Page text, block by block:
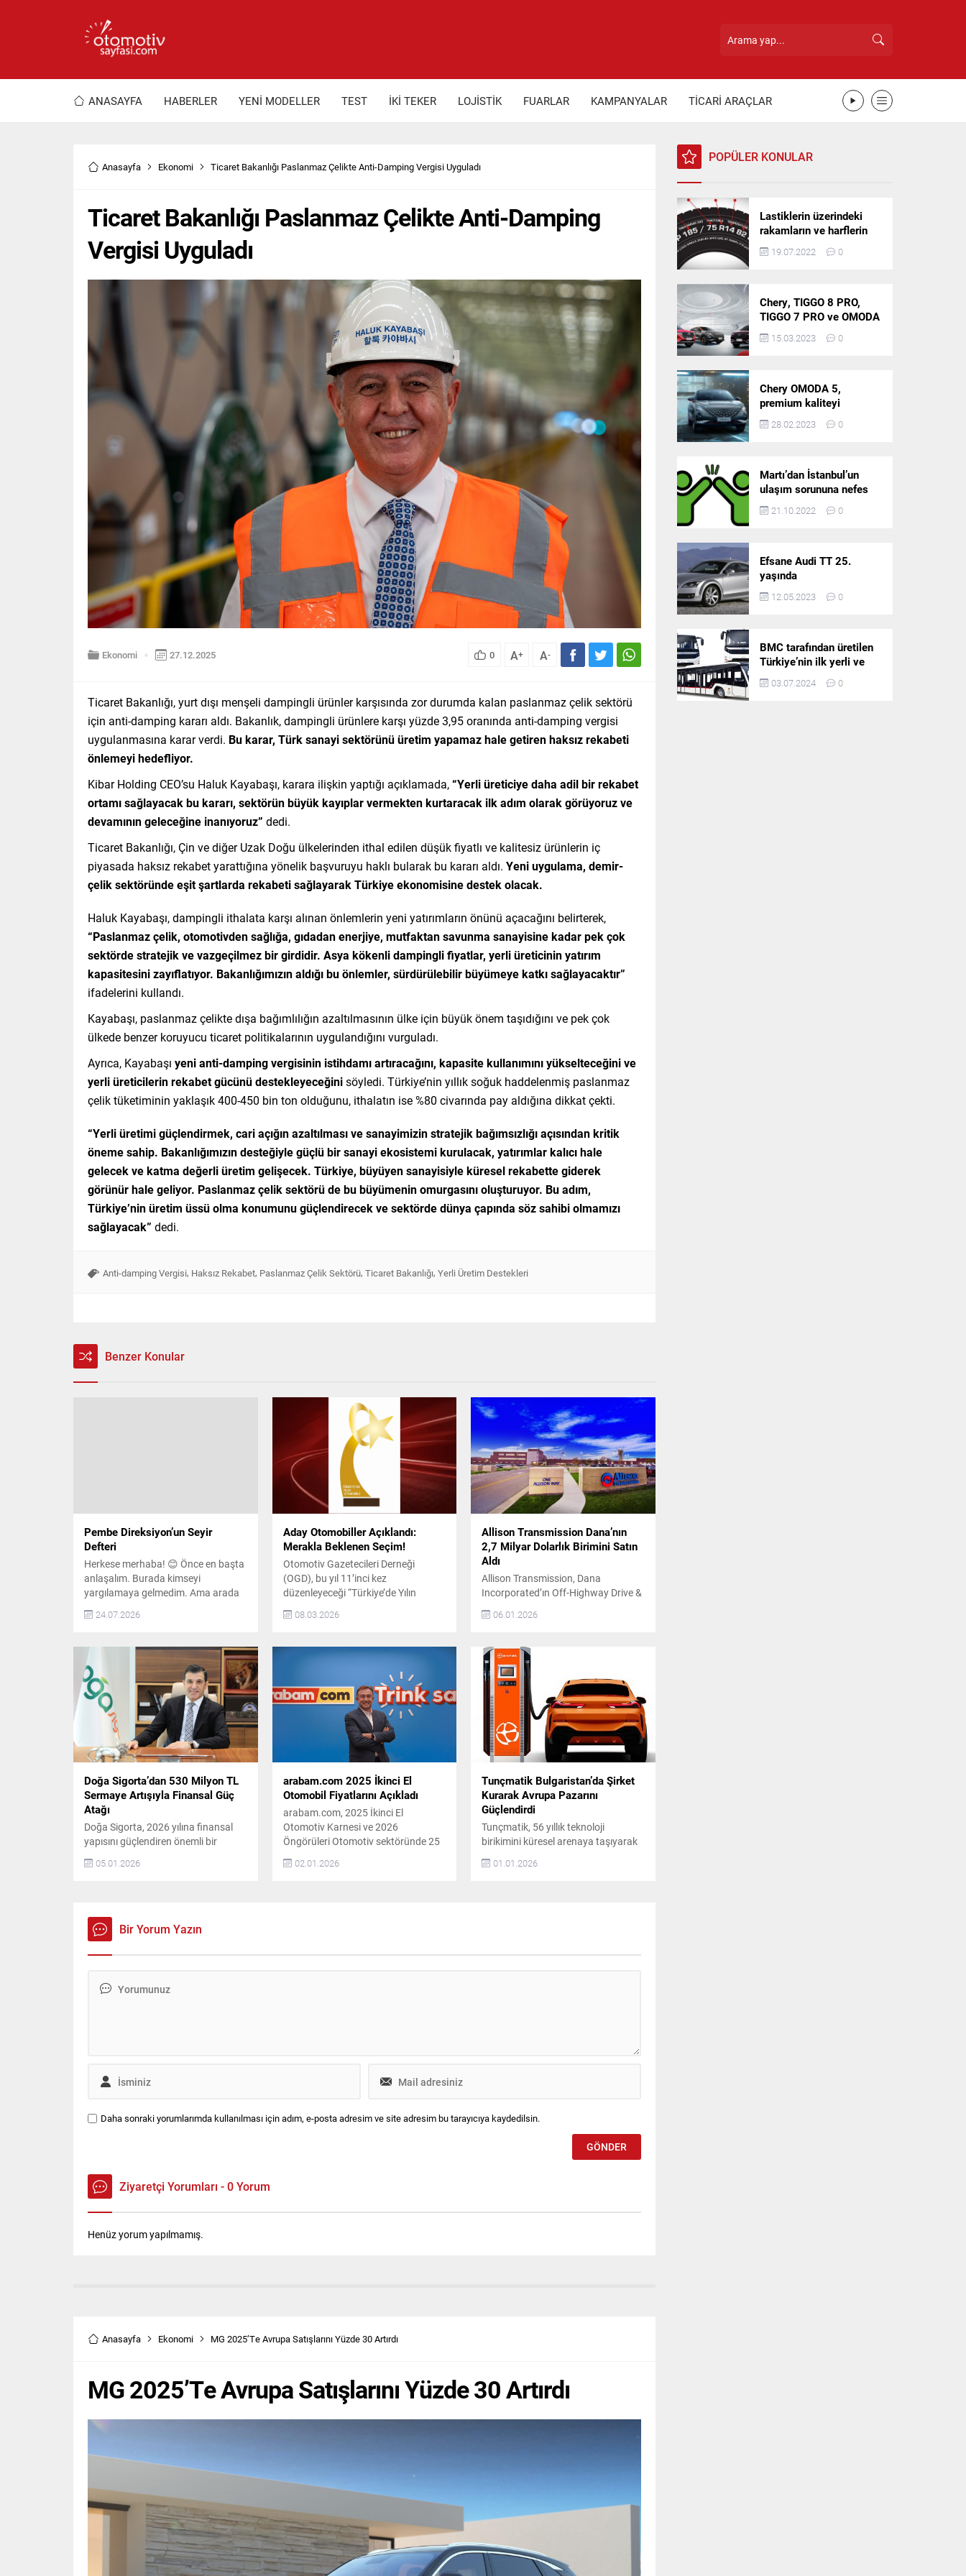
ANASAYFA HABERLER YENİ MODELLER TEST İKİ TEKER LOJİSTİK FUARLAR KAMPANYALAR TİCARİ ARAÇLAR
Anasayfa Ekonomi Ticaret Bakanlığı Paslanmaz Çelikte Anti-Damping Vergisi Uyguladı
Ticaret Bakanlığı Paslanmaz Çelikte Anti-Damping
Vergisi Uyguladı
Ekonomi 27.12.2025 0 A+ A-
Ticaret Bakanlığı, yurt dışı menşeli dampingli ürünler karşısında zor durumda kalan paslanmaz çelik sektörü
için anti-damping kararı aldı. Bakanlık, dampingli ürünlere karşı yüzde 3,95 oranında anti-damping vergisi
uygulanmasına karar verdi. Bu karar, Türk sanayi sektörünü üretim yapamaz hale getiren haksız rekabeti
önlemeyi hedefliyor.
Kibar Holding CEO’su Haluk Kayabaşı, karara ilişkin yaptığı açıklamada,“Yerli üreticiye daha adil bir rekabet
ortamı sağlayacak bu kararı, sektörün büyük kayıplar vermekten kurtaracak ilk adım olarak görüyoruz ve
devamının geleceğine inanıyoruz” dedi.
Ticaret Bakanlığı, Çin ve diğer Uzak Doğu ülkelerinden ithal edilen düşük fiyatlı ve kalitesiz ürünlerin iç
piyasada haksız rekabet yarattığına yönelik başvuruyu haklı bularak bu kararı aldı. Yeni uygulama, demir-
çelik sektöründe eşit şartlarda rekabeti sağlayarak Türkiye ekonomisine destek olacak.
Haluk Kayabaşı, dampingli ithalata karşı alınan önlemlerin yeni yatırımların önünü açacağını belirterek,
“Paslanmaz çelik, otomotivden sağlığa, gıdadan enerjiye, mutfaktan savunma sanayisine kadar pek çok
sektörde stratejik ve vazgeçilmez bir girdidir. Asya kökenli dampingli fiyatlar, yerli üreticinin yatırım
kapasitesini zayıflatıyor. Bakanlığımızın aldığı bu önlemler, sürdürülebilir büyümeye katkı sağlayacaktır”
ifadelerini kullandı.
Kayabaşı, paslanmaz çelikte dışa bağımlılığın azaltılmasının ülke için büyük önem taşıdığını ve pek çok
ülkede benzer koruyucu ticaret politikalarının uygulandığını vurguladı.
Ayrıca, Kayabaşı yeni anti-damping vergisinin istihdamı artıracağını, kapasite kullanımını yükselteceğini ve
yerli üreticilerin rekabet gücünü destekleyeceğinisöyledi. Türkiye’nin yıllık soğuk haddelenmiş paslanmaz
çelik tüketiminin yaklaşık 400-450 bin ton olduğunu, ithalatın ise %80 civarında pay aldığına dikkat çekti.
“Yerli üretimi güçlendirmek, cari açığın azaltılması ve sanayimizin stratejik bağımsızlığı açısından kritik
öneme sahip. Bakanlığımızın desteğiyle güçlü bir sanayi ekosistemi kurulacak, yatırımlar kalıcı hale
gelecek ve katma değerli üretim gelişecek. Türkiye, büyüyen sanayisiyle küresel rekabette giderek
görünür hale geliyor. Paslanmaz çelik sektörü de bu büyümenin omurgasını oluşturuyor. Bu adım,
Türkiye’nin üretim üssü olma konumunu güçlendirecek ve sektörde dünya çapında söz sahibi olmamızı
sağlayacak” dedi.
Anti-damping Vergisi, Haksız Rekabet, Paslanmaz Çelik Sektörü, Ticaret Bakanlığı, Yerli Üretim Destekleri
Benzer Konular
Pembe Direksiyon’un Seyir
Defteri
Herkese merhaba! 😊 Önce en başta
anlaşalım. Burada kimseyi
yargılamaya gelmedim. Ama arada
çekeceğim, onu da peşinen
araba kullanmayı öğretmiyorum.
Yıllardır direksiyonun arkasında
hayatı gözlemliyorum. Ve yıllar
içinde şunu fark ettim: Bir insanın
direksiyon başındaki davranışları,
çoğu zaman karakteri hakkında da...
24.07.2026
Aday Otomobiller Açıklandı:
Merakla Beklenen Seçim!
Otomotiv Gazetecileri Derneği
(OGD), bu yıl 11’inci kez
düzenleyeceği “Türkiye’de Yılın
otomobilleri açıkladı. Ödül
Otomobili” ana ödülünün yanı sıra
“Yılın Basın Lansmanı” ve “Yılın
Premium Otomobili” kategorilerinde
de ödüller verilecek. 2026 Aday
Otomobiller 2026 yılı için belirlenen
08.03.2026
Allison Transmission Dana’nın
2,7 Milyar Dolarlık Birimini Satın
Aldı
Allison Transmission, Dana
Incorporated’ın Off-Highway Drive &
2,7 milyar dolar karşılığında satın
29 ülkede faaliyet gösteren ve 5,5
milyar dolar ciroya sahip küresel bir
organizasyon haline geldi. Küresel
Varlık ve Sektörlerde Yönelim Yeni
yapı, altyapı, enerji, tarım, inşaat...
06.01.2026
Doğa Sigorta’dan 530 Milyon TL
Sermaye Artışıyla Finansal Güç
Atağı
Doğa Sigorta, 2026 yılına finansal
yapısını güçlendiren önemli bir
hamleyle başladı. Şirket, büyüme
hedefleri doğrultusunda tamamı
Sermaye Artışı ve Finansal Gücü
Sektördeki büyümesini sürdüren
Doğa Sigorta, sermaye yapısını
artırdı. Bu sermaye artışıyla birlikte
05.01.2026
arabam.com 2025 İkinci El
Otomobil Fiyatlarını Açıkladı
arabam.com, 2025 İkinci El
Otomotiv Karnesi ve 2026
Öngörüleri Otomotiv sektöründe 25
yıldır hizmet veren arabam.com,
2025 yılının analizini paylaştı. İkinci
gösteren tek dönem oldu. Reel
02.01.2026
Tunçmatik Bulgaristan’da Şirket
Kurarak Avrupa Pazarını
Güçlendirdi
Tunçmatik, 56 yıllık teknoloji
birikimini küresel arenaya taşıyarak
Avrupa’nın şarj ekosistemine Türk
imzası atıyor. Şirket, Messina ve
şirket kuruluşunu tamamladı ve
01.01.2026
Bir Yorum Yazın
Daha sonraki yorumlarımda kullanılması için adım, e-posta adresim ve site adresim bu tarayıcıya kaydedilsin.
Ziyaretçi Yorumları - 0 Yorum
Henüz yorum yapılmamış.
Anasayfa Ekonomi MG 2025’Te Avrupa Satışlarını Yüzde 30 Artırdı
MG 2025’Te Avrupa Satışlarını Yüzde 30 Artırdı
POPÜLER KONULAR
Lastiklerin üzerindeki
rakamların ve harflerin
anlamı nedir?
19.07.2022 0
Chery, TIGGO 8 PRO,
TIGGO 7 PRO ve OMODA
5’in resmi olarak
satışlarına başlıyor!
15.03.2023 0
Chery OMODA 5,
premium kaliteyi
Türkiye’de sunmaya
hazırlanıyor
28.02.2023 0
Martı’dan İstanbul’un
ulaşım sorununa nefes
aldıracak yeni
platform: Tek Araçla
21.10.2022 0
Efsane Audi TT 25.
yaşında
12.05.2023 0
BMC tarafından üretilen
Türkiye’nin ilk yerli ve
milli apron otobüsü
Neoport’a yurt dışından
03.07.2024 0